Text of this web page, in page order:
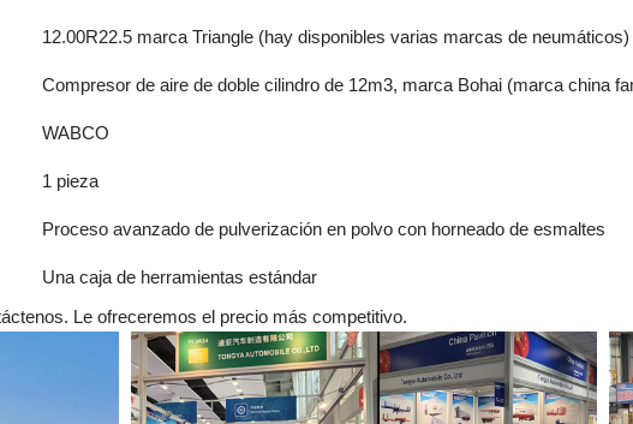
12.00R22.5 marca Triangle (hay disponibles varias marcas de neumáticos)
Compresor de aire de doble cilindro de 12m3, marca Bohai (marca china
WABCO
1 pieza
Proceso avanzado de pulverización en polvo con horneado de esmaltes
Una caja de herramientas estándar
Le ofreceremos el precio más competitivo.